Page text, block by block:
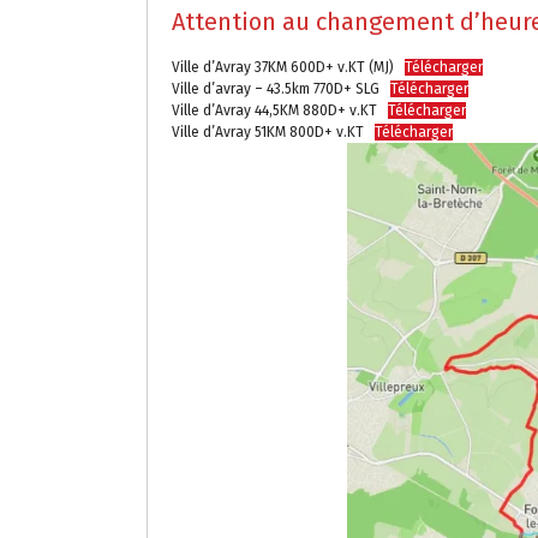
Attention au changement
Ville d’Avray 37KM 600D+ v.KT (MJ)
Télécharger
Ville d’avray – 43.5km 770D+ SLG
Télécharger
Ville d’Avray 44,5KM 880D+ v.KT
Télécharger
Ville d’Avray 51KM 800D+ v.KT
Télécharger